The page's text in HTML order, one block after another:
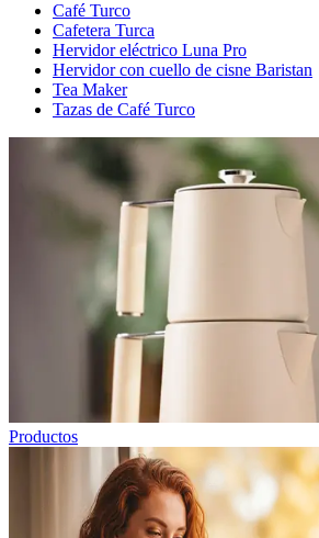
Café Turco
Cafetera Turca
Hervidor eléctrico Luna Pro
Hervidor con cuello de cisne Baristan
Tea Maker
Tazas de Café Turco
Productos